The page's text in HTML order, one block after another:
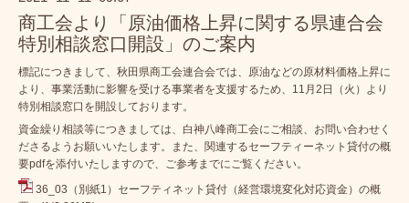
商工会より「原油価格上昇に関する県連合会
特別相談窓口開設」のご案内
標記につきまして、秋田県商工会連合会では、原油などの原材料価格上昇に
より、事業活動に影響を受ける事業者を支援するため、11月2日（火）より
特別相談窓口を開設しております。
資金繰り相談等につきましては、白神八峰商工会にご相談、お問い合わせく
ださるようお願いいたします。また、関連するセーフティーネット貸付の概
要pdfを添付いたしますので、ご参考までにご覧ください。
36_03（別紙1）セーフティネット貸付（経営環境変化対応資金）の概